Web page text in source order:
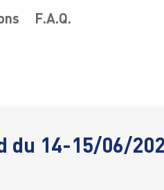
F.A.Q.
du 14-15/06/